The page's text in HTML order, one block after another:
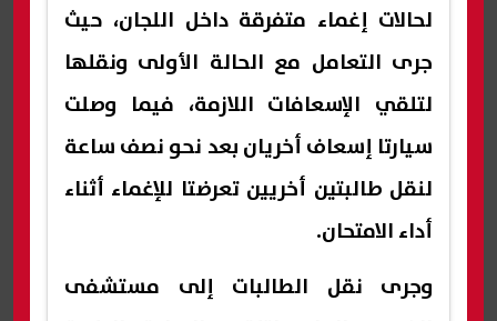
لحالات إغماء متفرقة داخل اللجان، حيث
جرى التعامل مع الحالة الأولى ونقلها
لتلقي الإسعافات اللازمة، فيما وصلت
سيارتا إسعاف أخريان بعد نحو نصف ساعة
لنقل طالبتين أخريين تعرضتا للإغماء أثناء
أداء الامتحان.
وجرى نقل الطالبات إلى مستشفى